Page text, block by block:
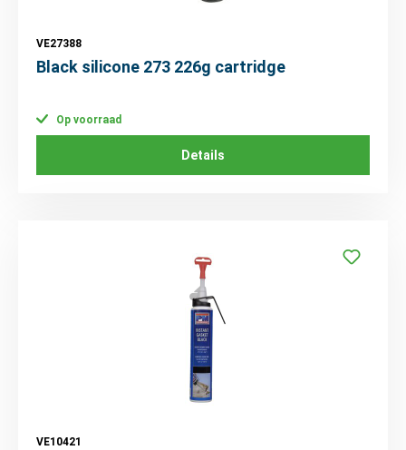
VE27388
Black silicone 273 226g cartridge
Op voorraad
Details
VE10421